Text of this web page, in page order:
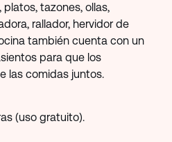
tazones, ollas,
rallador, hervidor de
también cuenta con un
para que los
las comidas juntos.
(uso gratuito).